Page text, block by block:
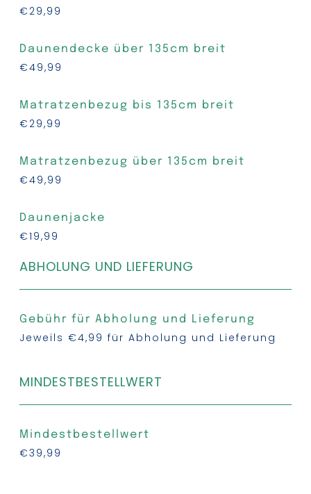
€29,99
Daunendecke über 135cm breit
€49,99
Matratzenbezug bis 135cm breit
€29,99
Matratzenbezug über 135cm breit
€49,99
Daunenjacke
€19,99
ABHOLUNG UND LIEFERUNG
Gebühr für Abholung und Lieferung
Jeweils €4,99 für Abholung und Lieferung
MINDESTBESTELLWERT
Mindestbestellwert
€39,99